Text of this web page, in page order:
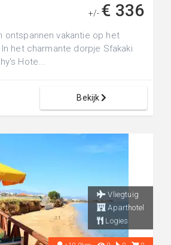
+/- € 336
ontspannen vakantie op het
het charmante dorpje Sfakaki
Hote...
Bekijk
Vliegtuig
Aparthotel
Logies